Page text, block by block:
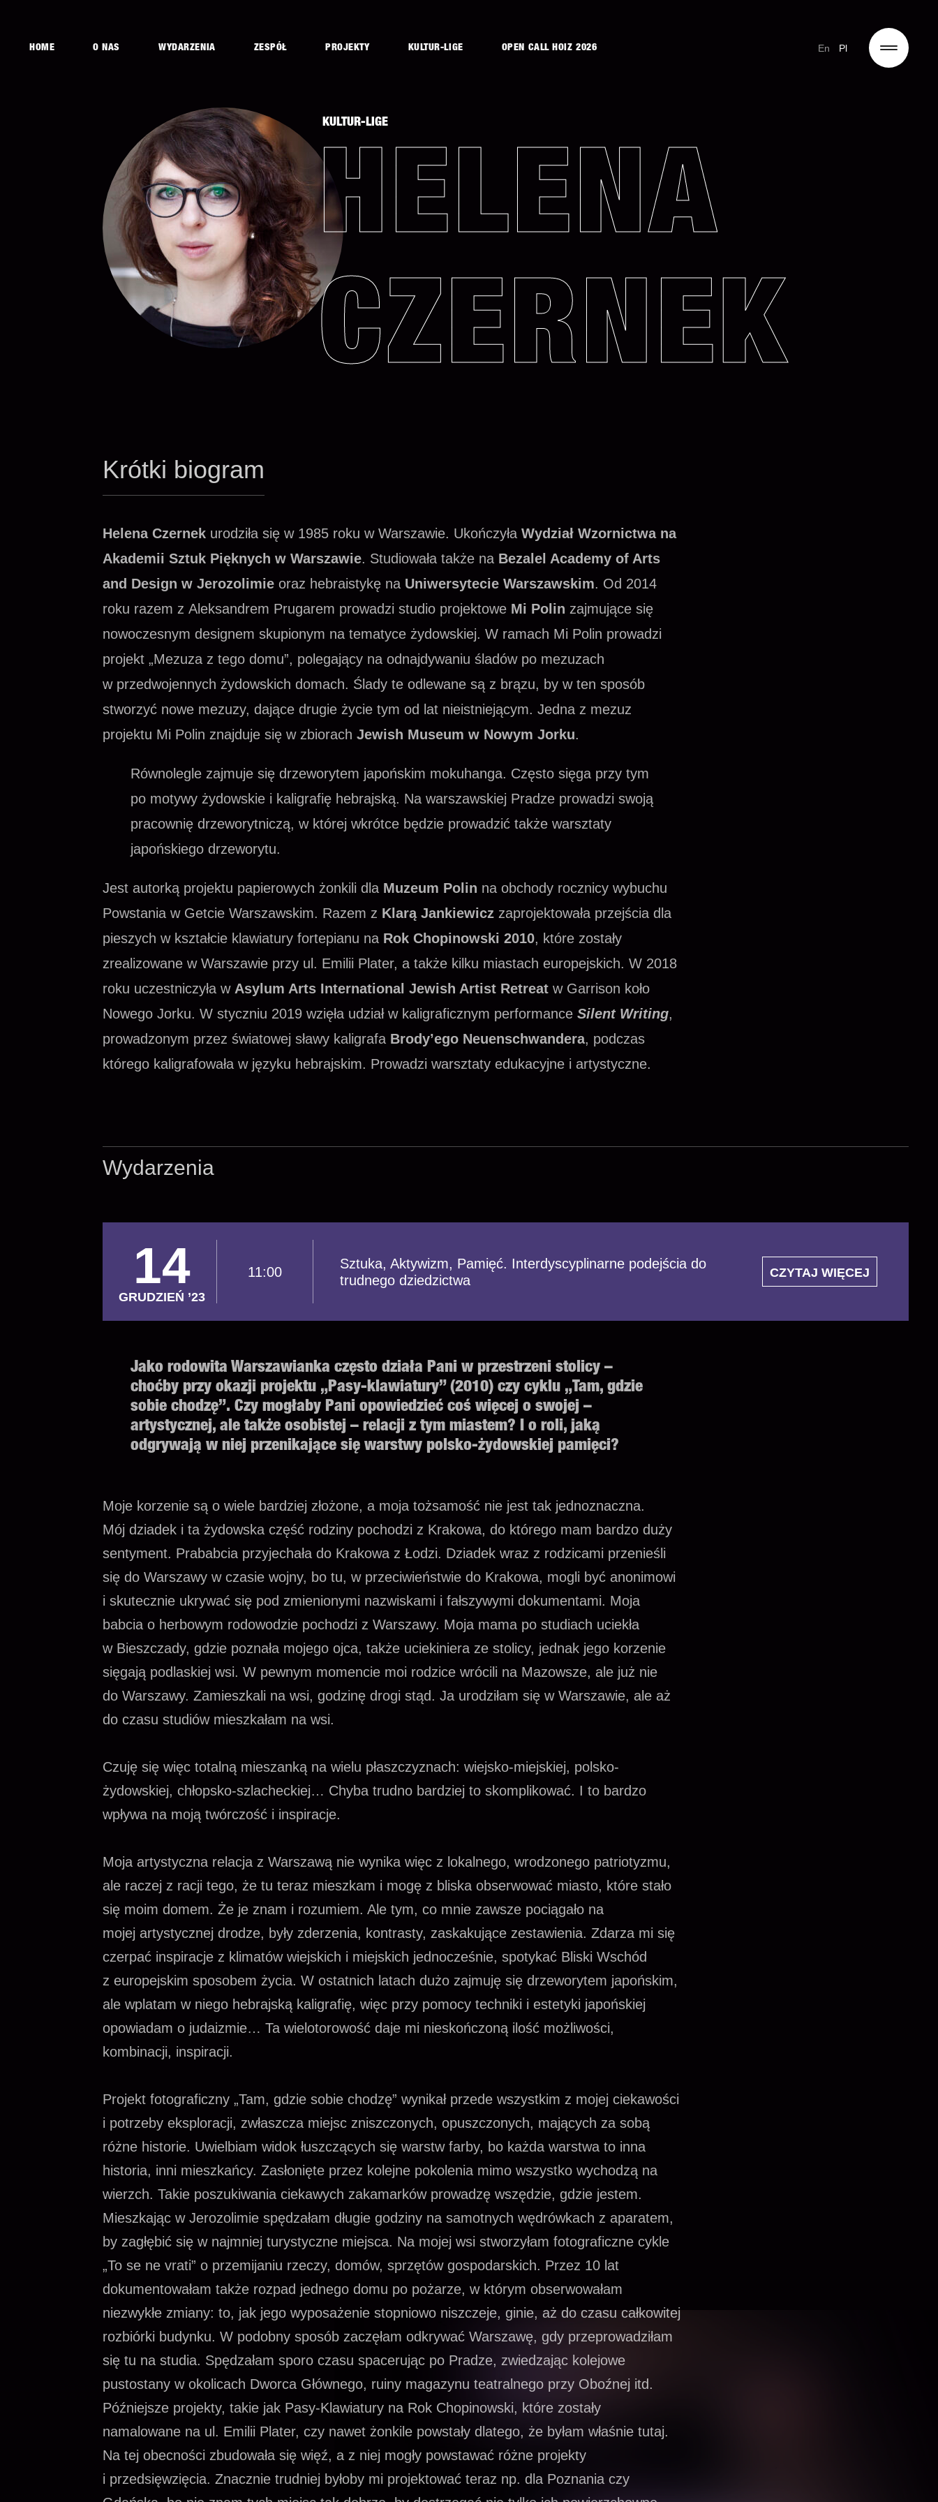
HOME O NAS WYDARZENIA ZESPÓŁ PROJEKTY KULTUR-LIGE OPEN CALL HOIZ 2026 Pl
En
KULTUR-LIGE
HELENA
CZERNEK
Krótki biogram
Helena Czernek urodziła się w 1985 roku w Warszawie. Ukończyła Wydział Wzornictwa na
Akademii Sztuk Pięknych w Warszawie. Studiowała także na Bezalel Academy of Arts
and Design w Jerozolimie oraz hebraistykę na Uniwersytecie Warszawskim. Od 2014
roku razem z Aleksandrem Prugarem prowadzi studio projektowe Mi Polin zajmujące się
nowoczesnym designem skupionym na tematyce żydowskiej. W ramach Mi Polin prowadzi
projekt „Mezuza z tego domu”, polegający na odnajdywaniu śladów po mezuzach
w przedwojennych żydowskich domach. Ślady te odlewane są z brązu, by w ten sposób
stworzyć nowe mezuzy, dające drugie życie tym od lat nieistniejącym. Jedna z mezuz
projektu Mi Polin znajduje się w zbiorach Jewish Museum w Nowym Jorku.
Równolegle zajmuje się drzeworytem japońskim mokuhanga. Często sięga przy tym
po motywy żydowskie i kaligrafię hebrajską. Na warszawskiej Pradze prowadzi swoją
pracownię drzeworytniczą, w której wkrótce będzie prowadzić także warsztaty
japońskiego drzeworytu.
Jest autorką projektu papierowych żonkili dla Muzeum Polin na obchody rocznicy wybuchu
Powstania w Getcie Warszawskim. Razem z Klarą Jankiewicz zaprojektowała przejścia dla
pieszych w kształcie klawiatury fortepianu na Rok Chopinowski 2010, które zostały
zrealizowane w Warszawie przy ul. Emilii Plater, a także kilku miastach europejskich. W 2018
roku uczestniczyła w Asylum Arts International Jewish Artist Retreat w Garrison koło
Nowego Jorku. W styczniu 2019 wzięła udział w kaligraficznym performance Silent Writing,
prowadzonym przez światowej sławy kaligrafa Brody’ego Neuenschwandera, podczas
którego kaligrafowała w języku hebrajskim. Prowadzi warsztaty edukacyjne i artystyczne.
Wydarzenia
14
GRUDZIEŃ ’23
11:00
Sztuka, Aktywizm, Pamięć. Interdyscyplinarne podejścia do
trudnego dziedzictwa
CZYTAJ WIĘCEJ
Jako rodowita Warszawianka często działa Pani w przestrzeni stolicy –
choćby przy okazji projektu „Pasy-klawiatury” (2010) czy cyklu „Tam, gdzie
sobie chodzę”. Czy mogłaby Pani opowiedzieć coś więcej o swojej –
artystycznej, ale także osobistej – relacji z tym miastem? I o roli, jaką
odgrywają w niej przenikające się warstwy polsko-żydowskiej pamięci?
Moje korzenie są o wiele bardziej złożone, a moja tożsamość nie jest tak jednoznaczna.
Mój dziadek i ta żydowska część rodziny pochodzi z Krakowa, do którego mam bardzo duży
sentyment. Prababcia przyjechała do Krakowa z Łodzi. Dziadek wraz z rodzicami przenieśli
się do Warszawy w czasie wojny, bo tu, w przeciwieństwie do Krakowa, mogli być anonimowi
i skutecznie ukrywać się pod zmienionymi nazwiskami i fałszywymi dokumentami. Moja
babcia o herbowym rodowodzie pochodzi z Warszawy. Moja mama po studiach uciekła
w Bieszczady, gdzie poznała mojego ojca, także uciekiniera ze stolicy, jednak jego korzenie
sięgają podlaskiej wsi. W pewnym momencie moi rodzice wrócili na Mazowsze, ale już nie
do Warszawy. Zamieszkali na wsi, godzinę drogi stąd. Ja urodziłam się w Warszawie, ale aż
do czasu studiów mieszkałam na wsi.
Czuję się więc totalną mieszanką na wielu płaszczyznach: wiejsko-miejskiej, polsko-
żydowskiej, chłopsko-szlacheckiej… Chyba trudno bardziej to skomplikować. I to bardzo
wpływa na moją twórczość i inspiracje.
Moja artystyczna relacja z Warszawą nie wynika więc z lokalnego, wrodzonego patriotyzmu,
ale raczej z racji tego, że tu teraz mieszkam i mogę z bliska obserwować miasto, które stało
się moim domem. Że je znam i rozumiem. Ale tym, co mnie zawsze pociągało na
mojej artystycznej drodze, były zderzenia, kontrasty, zaskakujące zestawienia. Zdarza mi się
czerpać inspiracje z klimatów wiejskich i miejskich jednocześnie, spotykać Bliski Wschód
z europejskim sposobem życia. W ostatnich latach dużo zajmuję się drzeworytem japońskim,
ale wplatam w niego hebrajską kaligrafię, więc przy pomocy techniki i estetyki japońskiej
opowiadam o judaizmie… Ta wielotorowość daje mi nieskończoną ilość możliwości,
kombinacji, inspiracji.
Projekt fotograficzny „Tam, gdzie sobie chodzę” wynikał przede wszystkim z mojej ciekawości
i potrzeby eksploracji, zwłaszcza miejsc zniszczonych, opuszczonych, mających za sobą
różne historie. Uwielbiam widok łuszczących się warstw farby, bo każda warstwa to inna
historia, inni mieszkańcy. Zasłonięte przez kolejne pokolenia mimo wszystko wychodzą na
wierzch. Takie poszukiwania ciekawych zakamarków prowadzę wszędzie, gdzie jestem.
Mieszkając w Jerozolimie spędzałam długie godziny na samotnych wędrówkach z aparatem,
by zagłębić się w najmniej turystyczne miejsca. Na mojej wsi stworzyłam fotograficzne cykle
„To se ne vrati” o przemijaniu rzeczy, domów, sprzętów gospodarskich. Przez 10 lat
dokumentowałam także rozpad jednego domu po pożarze, w którym obserwowałam
niezwykłe zmiany: to, jak jego wyposażenie stopniowo niszczeje, ginie, aż do czasu całkowitej
rozbiórki budynku. W podobny sposób zaczęłam odkrywać Warszawę, gdy przeprowadziłam
się tu na studia. Spędzałam sporo czasu spacerując po Pradze, zwiedzając kolejowe
pustostany w okolicach Dworca Głównego, ruiny magazynu teatralnego przy Oboźnej itd.
Późniejsze projekty, takie jak Pasy-Klawiatury na Rok Chopinowski, które zostały
namalowane na ul. Emilii Plater, czy nawet żonkile powstały dlatego, że byłam właśnie tutaj.
Na tej obecności zbudowała się więź, a z niej mogły powstawać różne projekty
i przedsięwzięcia. Znacznie trudniej byłoby mi projektować teraz np. dla Poznania czy